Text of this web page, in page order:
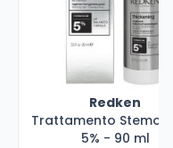
Redken
Trattamento
5% - 90 ml